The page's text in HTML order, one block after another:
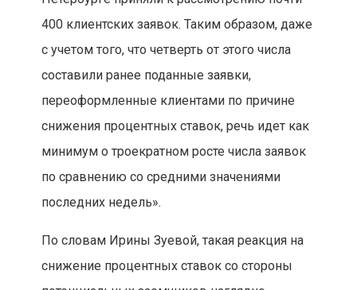
400 клиентских заявок. Таким образом, даже
с учетом того, что четверть от этого числа
составили ранее поданные заявки,
переоформленные клиентами по причине
снижения процентных ставок, речь идет как
минимум о троекратном росте числа заявок
по сравнению со средними значениями
последних недель».
По словам Ирины Зуевой, такая реакция на
снижение процентных ставок со стороны